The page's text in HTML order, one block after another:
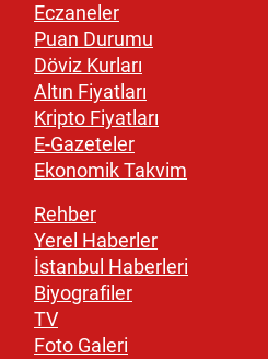
Eczaneler
Puan Durumu
Döviz Kurları
Altın Fiyatları
Kripto Fiyatları
E-Gazeteler
Ekonomik Takvim
Rehber
Yerel Haberler
İstanbul Haberleri
Biyografiler
TV
Foto Galeri